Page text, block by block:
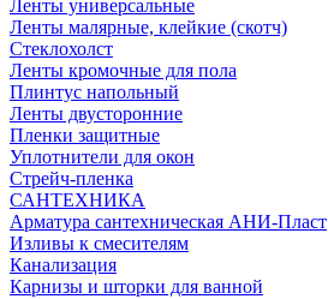
Ленты универсальные
Ленты малярные, клейкие (скотч)
Стеклохолст
Ленты кромочные для пола
Плинтус напольный
Ленты двусторонние
Пленки защитные
Уплотнители для окон
Стрейч-пленка
САНТЕХНИКА
Арматура сантехническая АНИ-Пласт
Изливы к смесителям
Канализация
Карнизы и шторки для ванной